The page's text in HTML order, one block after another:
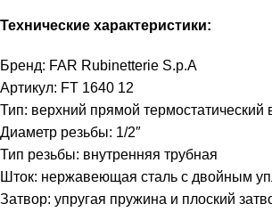
Технические характеристики:
Бренд: FAR Rubinetterie S.p.A
Артикул: FT 1640 12
Тип: верхний прямой термостатический
Диаметр резьбы: 1/2″
Тип резьбы: внутренняя трубная
Шток: нержавеющая сталь с двойным
Затвор: упругая пружина и плоский